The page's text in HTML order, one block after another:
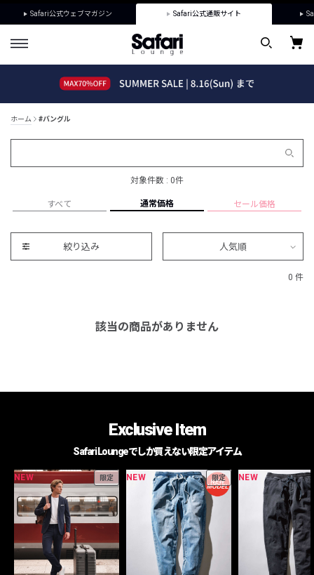
Safari公式ウェブマガジン Safari公式通販サイト
ホーム #バングル
対象件数 : 0件
すべて 通常価格 セール価格
絞り込み 人気順
0 件
該当の商品がありません
Exclusive Item
Safari Loungeでしか買えない限定アイテム
NEW 限定 NEW 限定 NEW